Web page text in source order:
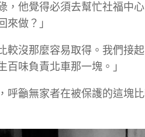
，他覺得必須去幫忙社福中
做？」
較沒那麼容易取得。我們接
味負責北車那一塊。」
呼籲無家者在被保護的這塊